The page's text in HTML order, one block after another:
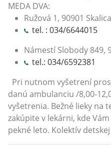
MEDA DVA:
Ružová 1, 90901 Skalica
tel. : 034/6644015
Námestí Slobody 849,
tel.: 034/6592381
Pri nutnom vyšetrení
danú ambulanciu /8,00-
vyšetrenia. Bežné lieky na
zakúpite v lekárni, kde
pekné leto. Kolektív